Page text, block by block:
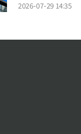
2026-07-29 14:35